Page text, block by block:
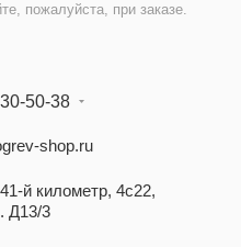
пожалуйста, при заказе.
50-38
shop.ru
й километр, 4с22,
Д13/3